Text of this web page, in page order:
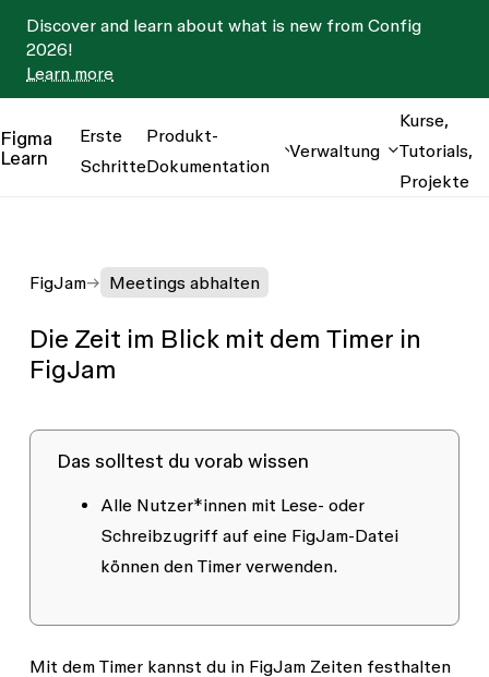
Discover and learn about what is new from Config
2026!
Learn more
Figma
Learn
Erste
Schritte
Produkt-
Dokumentation
Verwaltung
Kurse,
Tutorials,
Projekte
FigJam Meetings abhalten
Die Zeit im Blick mit dem Timer in
FigJam
Das solltest du vorab wissen
Alle Nutzer*innen mit Lese- oder
Schreibzugriffauf eine FigJam-Datei
können den Timer verwenden.
Mit dem Timer kannst du in FigJam Zeiten festhalten